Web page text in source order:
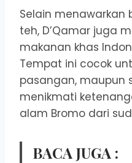
Selain menawarkan
teh, D’Qamar juga
makanan khas
Tempat ini cocok
pasangan, maupun
menikmati
alam Bromo dari
BACA JUGA :